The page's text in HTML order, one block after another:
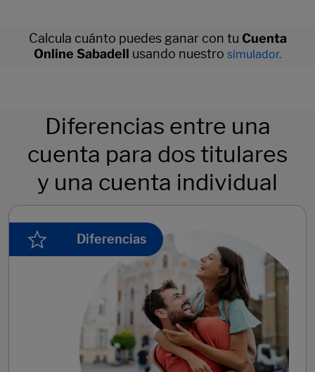
Calcula cuánto puedes ganar con tu Cuenta
Online Sabadell usando nuestro simulador.
Diferencias entre una
cuenta para dos titulares
y una cuenta individual
Diferencias